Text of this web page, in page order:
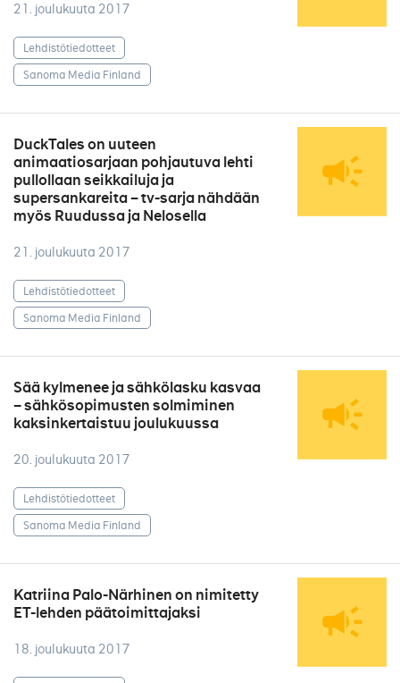
21. joulukuuta 2017
Lehdistötiedotteet
Sanoma Media Finland
DuckTales on uuteen
animaatiosarjaan pohjautuva lehti
pullollaan seikkailuja ja
supersankareita – tv-sarja nähdään
myös Ruudussa ja Nelosella
21. joulukuuta 2017
Lehdistötiedotteet
Sanoma Media Finland
Sää kylmenee ja sähkölasku kasvaa
– sähkösopimusten solmiminen
kaksinkertaistuu joulukuussa
20. joulukuuta 2017
Lehdistötiedotteet
Sanoma Media Finland
Katriina Palo-Närhinen on nimitetty
ET-lehden päätoimittajaksi
18. joulukuuta 2017